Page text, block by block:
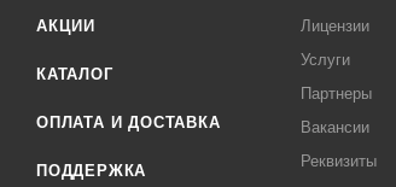
АКЦИИ
КАТАЛОГ
ОПЛАТА И ДОСТАВКА
ПОДДЕРЖКА
Лицензии
Услуги
Партнеры
Вакансии
Реквизиты